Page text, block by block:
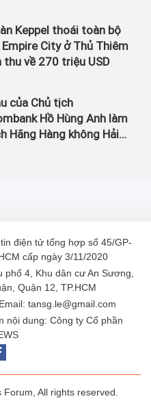
Keppel thoái toàn bộ
City ở Thủ Thiêm
thu về 270 triệu USD
của Chủ tịch
Hồ Hùng Anh làm
Hãng Hàng không Hải
điện tử tổng hợp số 45/GP-
cấp ngày 3/11/2020
4, Khu dân cư An Sương,
Quận 12, TP.HCM
tansg.le@gmail.com
nội dung: Công ty Cổ phần
All rights reserved.